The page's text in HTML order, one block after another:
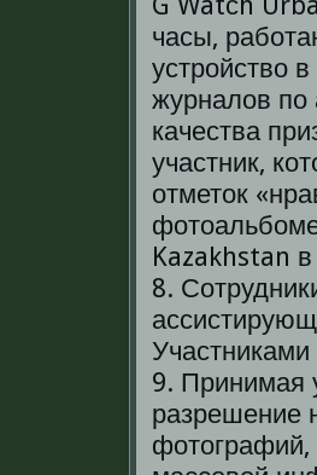
часы,
устройство
журналов по
качества
участник,
отметок
Kazakhstan
8.
Участниками
9. Принимая
разрешение
фотографий,